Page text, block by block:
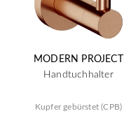
MODERN PROJECT
Handtuchhalter
Kupfer gebürstet (CPB)